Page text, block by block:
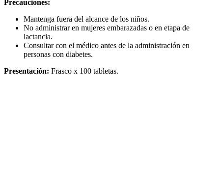
Precauciones:
Mantenga fuera del alcance de los niños.
No administrar en mujeres embarazadas o en etapa de
lactancia.
Consultar con el médico antes de la administración en
personas con diabetes.
Presentación: Frasco x 100 tabletas.